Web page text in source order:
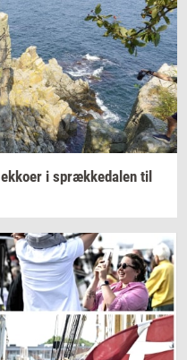
ek­ko­er i spræk­ke­da­len til